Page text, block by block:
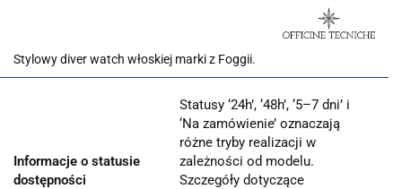
Stylowy diver watch włoskiej marki z Foggii.
Informacje o statusie
dostępności
Statusy ‘24h’, ‘48h’, ‘5–7 dni’ i
‘Na zamówienie’ oznaczają
różne tryby realizacji w
zależności od modelu.
Szczegóły dotyczące